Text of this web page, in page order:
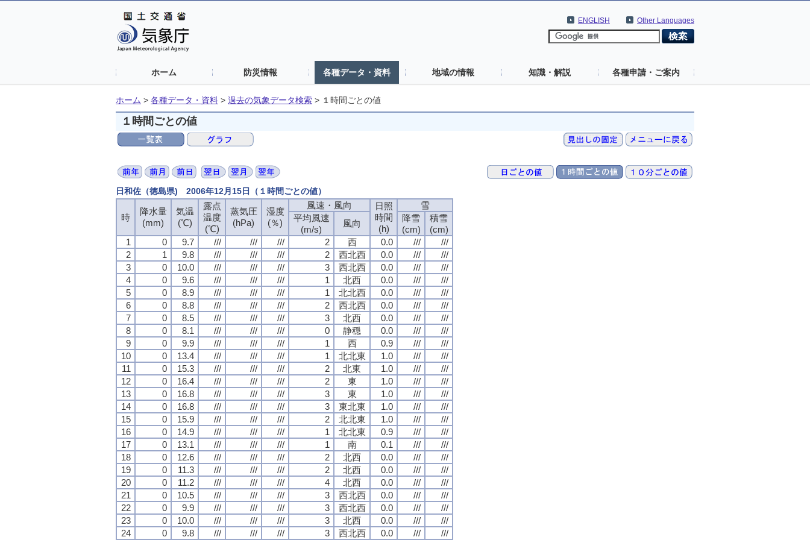
Other Languages
ENGLISH
ホーム 防災情報 各種データ・資料 地域の情報 知識・解説 各種申請・ご案内
ホーム > 各種データ・資料 > 過去の気象データ検索 > １時間ごとの値
１時間ごとの値
日和佐（徳島県) 2006年12月15日（１時間ごとの値）
時
降水量
(mm)
気温
(℃)
露点
温度
(℃)
蒸気圧
(hPa)
湿度
(％)
風速・風向
日照
時間
(h)
雪
平均風速
(m/s)
風向
降雪
(cm)
積雪
(cm)
1
0 9.7 /// /// /// 2 西 0.0 ///
///
2
1 9.8 /// /// /// 2 西北西 0.0 ///
///
3
0 10.0 /// /// /// 3 西北西 0.0 ///
///
4
0 9.6 /// /// /// 1 北西 0.0 ///
///
5
0 8.9 /// /// /// 1 北北西 0.0 ///
///
6
0 8.8 /// /// /// 2 西北西 0.0 ///
///
7
0 8.5 /// /// /// 3 北西 0.0 ///
///
8
0 8.1 /// /// /// 0 静穏 0.0 ///
///
9
0 9.9 /// /// /// 1 西 0.9 ///
///
10
0 13.4 /// /// /// 1 北北東 1.0 ///
///
11
0 15.3 /// /// /// 2 北東 1.0 ///
///
12
0 16.4 /// /// /// 2 東 1.0 ///
///
13
0 16.8 /// /// /// 3 東 1.0 ///
///
14
0 16.8 /// /// /// 3 東北東 1.0 ///
///
15
0 15.9 /// /// /// 2 北北東 1.0 ///
///
16
0 14.9 /// /// /// 1 北北東 0.9 ///
///
17
0 13.1 /// /// /// 1 南 0.1 ///
///
18
0 12.6 /// /// /// 2 北西 0.0 ///
///
19
0 11.3 /// /// /// 2 北西 0.0 ///
///
20
0 11.2 /// /// /// 4 北西 0.0 ///
///
21
0 10.5 /// /// /// 3 西北西 0.0 ///
///
22
0 9.9 /// /// /// 3 西北西 0.0 ///
///
23
0 10.0 /// /// /// 3 北西 0.0 ///
///
24
0 9.8 /// /// /// 3 西北西 0.0 /// ///